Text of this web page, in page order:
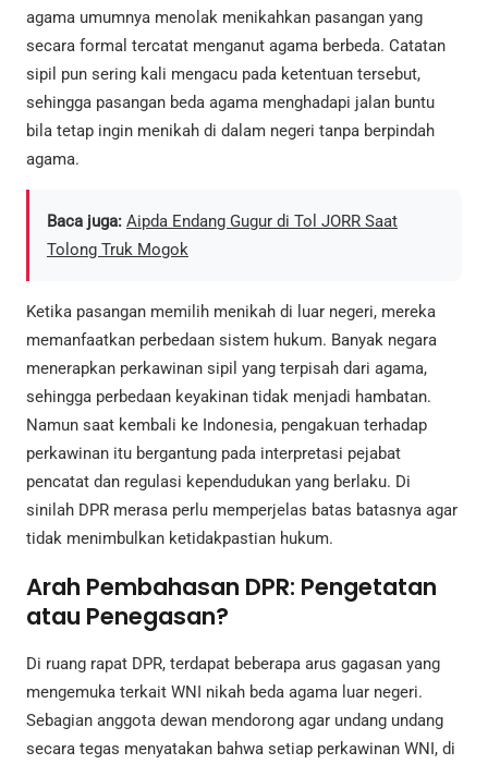
agama umumnya menolak menikahkan pasangan yang
secara formal tercatat menganut agama berbeda. Catatan
sipil pun sering kali mengacu pada ketentuan tersebut,
sehingga pasangan beda agama menghadapi jalan buntu
bila tetap ingin menikah di dalam negeri tanpa berpindah
agama.
Baca juga: Aipda Endang Gugur di Tol JORR Saat
Tolong Truk Mogok
Ketika pasangan memilih menikah di luar negeri, mereka
memanfaatkan perbedaan sistem hukum. Banyak negara
menerapkan perkawinan sipil yang terpisah dari agama,
sehingga perbedaan keyakinan tidak menjadi hambatan.
Namun saat kembali ke Indonesia, pengakuan terhadap
perkawinan itu bergantung pada interpretasi pejabat
pencatat dan regulasi kependudukan yang berlaku. Di
sinilah DPR merasa perlu memperjelas batas batasnya agar
tidak menimbulkan ketidakpastian hukum.
Arah Pembahasan DPR: Pengetatan
atau Penegasan?
Di ruang rapat DPR, terdapat beberapa arus gagasan yang
mengemuka terkait WNI nikah beda agama luar negeri.
Sebagian anggota dewan mendorong agar undang undang
secara tegas menyatakan bahwa setiap perkawinan WNI, di